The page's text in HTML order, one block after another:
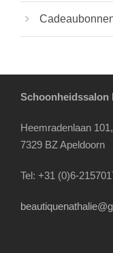
Schoonheidssalon
Heemradenlaan 101,
7329 BZ Apeldoorn
Tel: +31 (0)6-